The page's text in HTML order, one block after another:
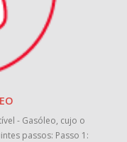
- Gasóleo, cujo o
passos: Passo 1: